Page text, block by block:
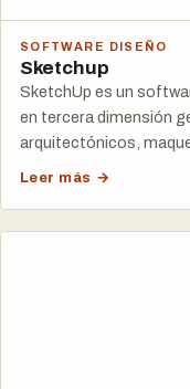
SOFTWARE DISEÑO
Sketchup
SketchUp es un
en tercera dimensión
arquitectónicos,
Leer más →